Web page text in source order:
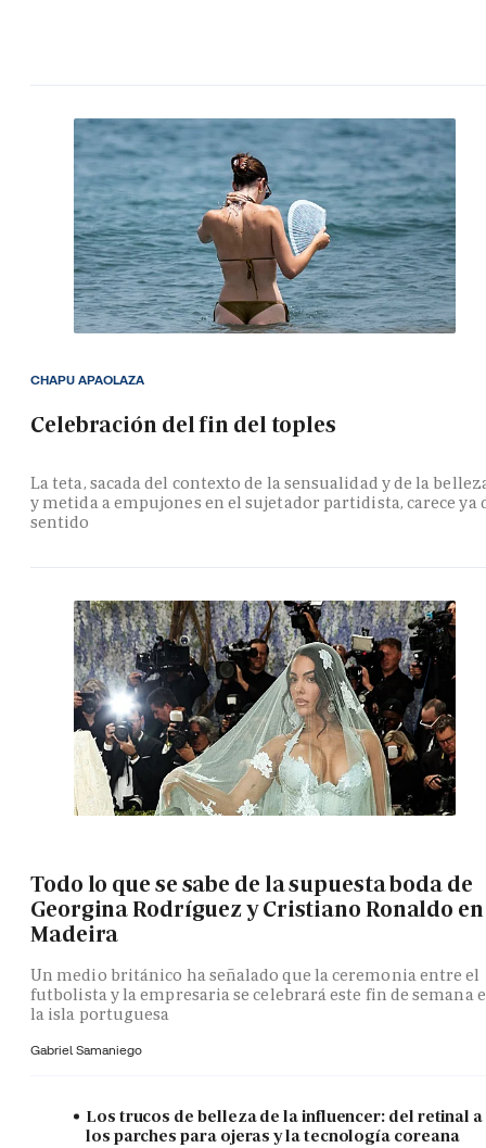
Celebración del fin del toples
La teta, sacada del contexto de la sensualidad y de la
y metida a empujones en el sujetador partidista, carece ya
sentido
CHAPU APAOLAZA
Todo lo que se sabe de la supuesta boda de
Georgina Rodríguez y Cristiano Ronaldo en
Madeira
Un medio británico ha señalado que la ceremonia entre el
futbolista y la empresaria se celebrará este fin de semana
la isla portuguesa
Gabriel Samaniego
Los trucos de belleza de la influencer: del retinal a
los parches para ojeras y la tecnología coreana